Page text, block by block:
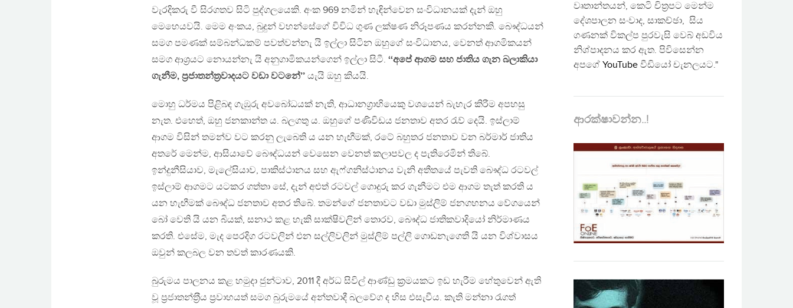
වැරදිකරු වී සිරගතව සිටි පුද්ගලයෙකි. අංක 969 නමින් හැඳින්වෙන සංවිධානයක් දැන් ඔහු
මෙහෙයවයි. මෙම අංකය, බුදුන් වහන්සේගේ විවිධ ගුණ ලක්ෂණ නිරූපණය කරන්නකි. බෞද්ධයන්
සමග පමණක් සම්බන්ධකම් පවත්වන්නැ යි ඉල්ලා සිටින ඔහුගේ සංවිධානය, වෙනත් ආගමිකයන්
සමග ආශ‍්‍රයට නොයන්නැ යි අනුගාමිකයන්ගෙන් ඉල්ලා සිටී. ‘‘අපේ ආගම සහ ජාතිය ගැන බලාකියා
ගැනීම, ප‍්‍රජාතන්ත‍්‍රවාදයට වඩා වටනේ’’ යැයි ඔහු කියයි.
මොහු ධර්මය පිළිබඳ ගැඹුරු අවබෝධයක් නැති, ආධානග‍්‍රාහියෙකු වශයෙන් බැහැර කිරීම අපහසු
නැත. එහෙත්, ඔහු ජනකාන්ත ය. බලගතු ය. ඔහුගේ පණිවිඩය ජනතාව අතර රැව් දෙයි. ඉස්ලාම්
ආගම විසින් තමන්ව වට කරනු ලැබෙති ය යන හැඟීමක්, රටේ බහුතර ජනතාව වන බර්මාර් ජාතිය
අතරේ මෙන්ම, ආසියාවේ බෞද්ධයන් වෙසෙන වෙනත් කලාපවල ද පැතිරෙමින් තිබේ.
ඉන්දුනීසියාව, මැලේසියාව, පාකිස්ථානය සහ ඇෆ්ගනිස්ථානය වැනි අතීතයේ පැවති බෞද්ධ රටවල්
ඉස්ලාම් ආගමට යටකර ගත්තා සේ, දැන් අළුත් රටවල් ගොදුරු කර ගැනීමට එම ආගම තැත් කරති ය
යන හැඟීමක් බෞද්ධ ජනතාව අතර තිබේ. තමන්ගේ ජනතාවට වඩා මුස්ලිම් ජනගහනය වේගයෙන්
බෝ වෙති යි යන බියක්, සනාථ කළ හැකි සාක්ෂිවලින් තොරව, බෞද්ධ ජාතිකවාදියෝ නිර්මාණය
කරති. එසේම, මැද පෙරදිග රටවලින් එන සල්ලිවලින් මුස්ලිම් පල්ලි ගොඩනැගෙති යි යන විශ්වාසය
ඔවුන් කලබල වන තවත් කාරණයකි.
බුරුමය පාලනය කළ හමුදා ජුන්ටාව, 2011 දී අර්ධ සිවිල් ආණ්ඩු ක‍්‍රමයකට ඉඩ හැරීම හේතුවෙන් ඇති
වූ ප‍්‍රජාතන්ත‍්‍රීය ප‍්‍රවාහයත් සමග බුරුමයේ අන්තවාදී බලවේග ද හිස එසැවීය. කැති මන්නා රැගත්
වෘතාන්තයන්, කෙටි චිත්‍රපට මෙන්ම
දේශපාලන සංවාද, සාකච්ඡා, සිය
ගණනක් විකල්ප පුරවැසි වෙබ් අඩවිය
නිශ්පාදනය කර ඇත. පිවිසෙන්න
අපගේ YouTube වීඩියෝ චැනලයට."
ආරක්ෂාවන්න..!